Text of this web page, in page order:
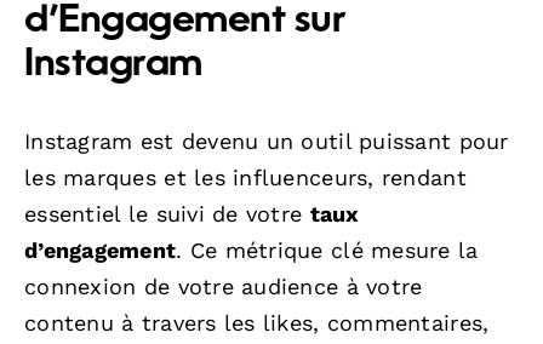
d’Engagement sur
Instagram
Instagram est devenu un outil puissant pour
les marques et les influenceurs, rendant
essentiel le suivi de votre taux
d’engagement. Ce métrique clé mesure la
connexion de votre audience à votre
contenu à travers les likes, commentaires,